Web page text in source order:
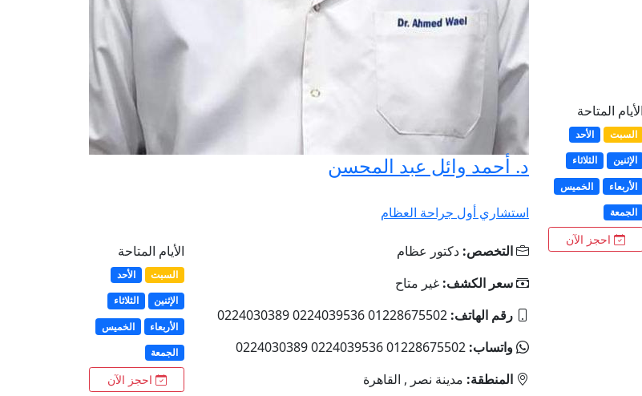
الأيام المتاحة
السبت
الأحد
الإثنين
الثلاثاء
الأربعاء
الخميس
الجمعة
احجز الآن
د. أحمد وائل عبد المحسن
استشاري أول جراحة العظام
التخصص: دكتور عظام
سعر الكشف: غير متاح
رقم الهاتف: 01228675502 0224039536 0224030389
واتساب: 01228675502 0224039536 0224030389
المنطقة: مدينة نصر , القاهرة
الأيام المتاحة
السبت
الأحد
الإثنين
الثلاثاء
الأربعاء
الخميس
الجمعة
احجز الآن